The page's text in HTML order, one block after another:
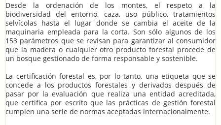
Desde la ordenación de los montes, el respeto a la
biodiversidad del entorno, caza, uso público, tratamientos
selvícolas hasta el lugar donde se cambia el aceite de la
maquinaria empleada para la corta. Son sólo algunos de los
153 parámetros que se revisan para garantizar al consumidor
que la madera o cualquier otro producto forestal procede de
un bosque gestionado de forma responsable y sostenible.
La certificación forestal es, por lo tanto, una etiqueta que se
concede a los productos forestales y derivados después de
pasar por la evaluación que realiza una entidad acreditada,
que certifica por escrito que las prácticas de gestión forestal
cumplen una serie de normas aceptadas internacionalmente.